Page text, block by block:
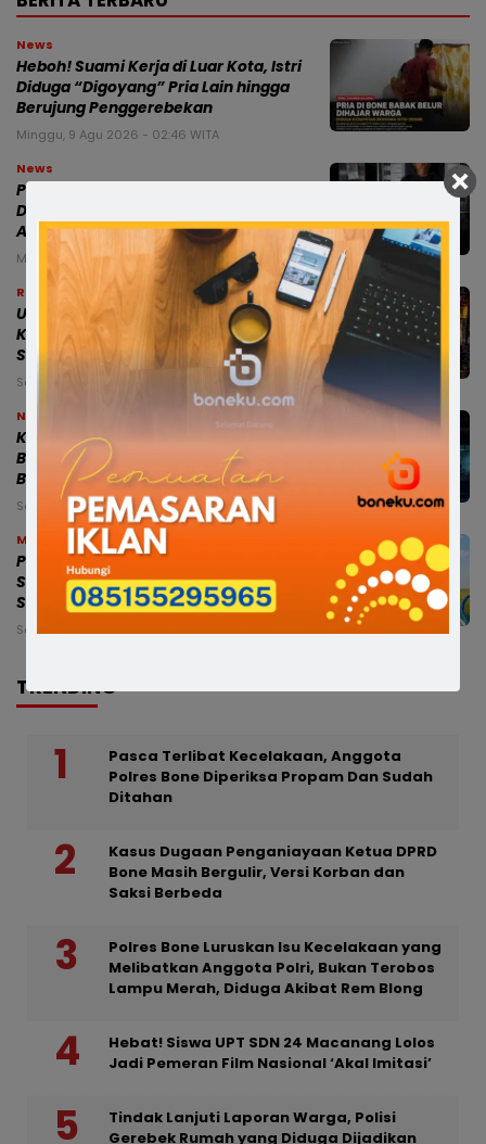
News
Heboh! Suami Kerja di Luar Kota, Istri
Diduga “Digoyang” Pria Lain hingga
Berujung Penggerebekan
Minggu, 9 Agu 2026 - 02:46 WITA
News
Polisi Bone Ungkap Peredaran Sabu,
Dua Terduga Pelaku Diamankan di
Awangpone
Minggu, 9 Agu 2026 - 01:01 WITA
Ragam
URC Sat Reskrim Polres Bone Rangkul
Komunitas Motor, Papalimbad
Sampaikan Pesan Kamtibmas
Sabtu, 8 Agu 2026 - 23:58 WITA
News
Kepsek SMPN 5 Bone Buka Suara:
Berada di Prancis untuk Diplomasi
Budaya, Sekolah Tetap Dipantau
Sabtu, 8 Agu 2026 - 21:48 WITA
Makassar
Perkuat Mitigasi Kekeringan, Gubernur
Sulsel Siapkan Bantuan Pompa Air dan
Sumur Bor untuk Wilayah Petanian
Sabtu, 8 Agu 2026 - 20:17 WITA
TRENDING
Pasca Terlibat Kecelakaan, Anggota
Polres Bone Diperiksa Propam Dan Sudah
Ditahan
Kasus Dugaan Penganiayaan Ketua DPRD
Bone Masih Bergulir, Versi Korban dan
Saksi Berbeda
Polres Bone Luruskan Isu Kecelakaan yang
Melibatkan Anggota Polri, Bukan Terobos
Lampu Merah, Diduga Akibat Rem Blong
Hebat! Siswa UPT SDN 24 Macanang Lolos
Jadi Pemeran Film Nasional ‘Akal Imitasi’
Tindak Lanjuti Laporan Warga, Polisi
Gerebek Rumah yang Diduga Dijadikan